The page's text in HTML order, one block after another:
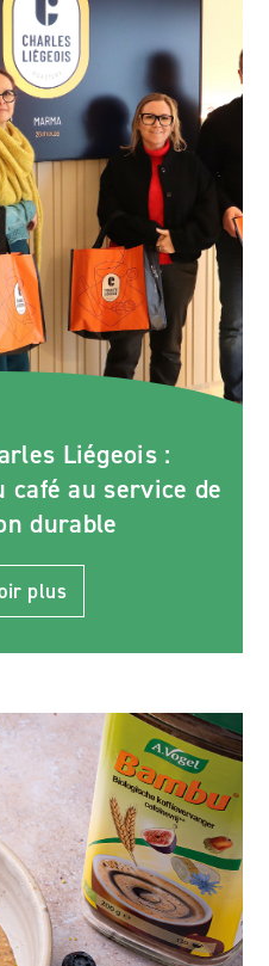
Liégeois :
café au service de
durable
plus